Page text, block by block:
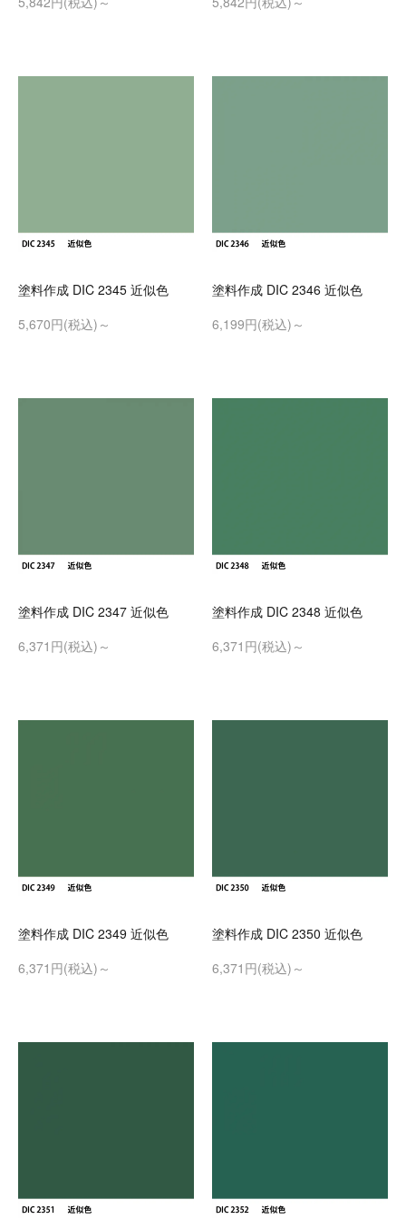
塗料作成 DIC 2345 近似色
5,670円(税込)～
塗料作成 DIC 2346 近似色
6,199円(税込)～
塗料作成 DIC 2347 近似色
6,371円(税込)～
塗料作成 DIC 2348 近似色
6,371円(税込)～
塗料作成 DIC 2349 近似色
6,371円(税込)～
塗料作成 DIC 2350 近似色
6,371円(税込)～